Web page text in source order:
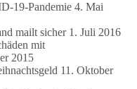
19-Pandemie 4. Mai
mailt sicher 1. Juli 2016
mit
2015
11. Oktober